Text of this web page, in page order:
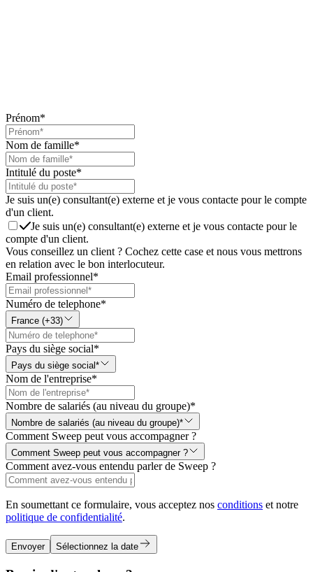
Prénom*
Nom de famille*
Intitulé du poste*
Je suis un(e) consultant(e) externe et je vous contacte pour le compte
d'un client.
Je suis un(e) consultant(e) externe et je vous contacte pour le
compte d'un client.
Vous conseillez un client ? Cochez cette case et nous vous mettrons
en relation avec le bon interlocuteur.
Email professionnel*
Numéro de telephone*
France (+33)
Pays du siège social*
Pays du siège social*
Nom de l'entreprise*
Nombre de salariés (au niveau du groupe)*
Nombre de salariés (au niveau du groupe)*
Comment Sweep peut vous accompagner ?
Comment Sweep peut vous accompagner ?
Comment avez-vous entendu parler de Sweep ?
En soumettant ce formulaire, vous acceptez nos conditions et notre
politique de confidentialité.
Envoyer Sélectionnez la date